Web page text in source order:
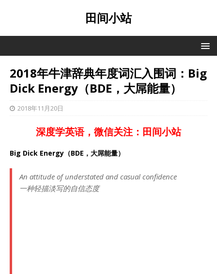
田间小站
2018年牛津辞典年度词汇入围词：Big
Dick Energy（BDE，大屌能量）
2018年11月20日
深度学英语，微信关注：田间小站
Big Dick Energy（BDE，大屌能量）
An attitude of understated and casual confidence
一种轻描淡写的自信态度